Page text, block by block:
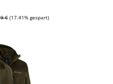
Preis:
€ (17.41% gespart)